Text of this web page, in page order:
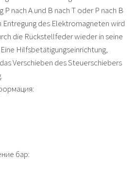
nach A und B nach T oder P nach B
Entregung des Elektromagneten wird
die Rückstellfeder wieder in seine
Hilfsbetätigungseinrichtung,
Verschieben des Steuerschiebers
бар: